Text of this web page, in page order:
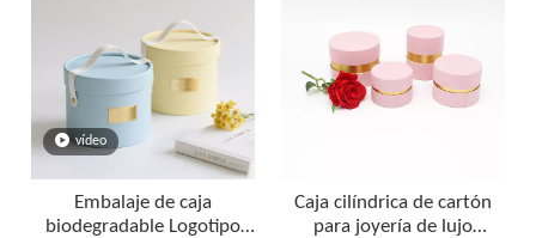
vídeo
Embalaje de caja
biodegradable Logotipo
Caja cilíndrica de cartón
para joyería de lujo